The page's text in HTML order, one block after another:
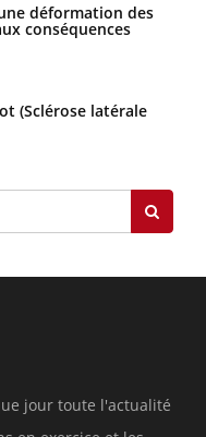
déformation des
conséquences
(Sclérose latérale
jour toute l'actualité